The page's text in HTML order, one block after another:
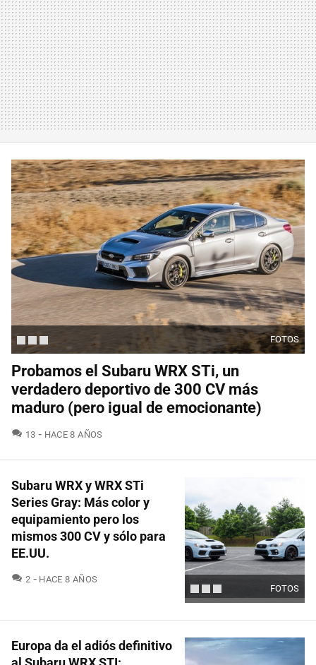
FOTOS
Probamos el Subaru WRX STi, un
verdadero deportivo de 300 CV más
maduro (pero igual de emocionante)
13 COMENTARIOS
HACE 8 AÑOS
FOTOS
Subaru WRX y WRX STi
Series Gray: Más color y
equipamiento pero los
mismos 300 CV y sólo para
EE.UU.
2 COMENTARIOS
HACE 8 AÑOS
Europa da el adiós definitivo